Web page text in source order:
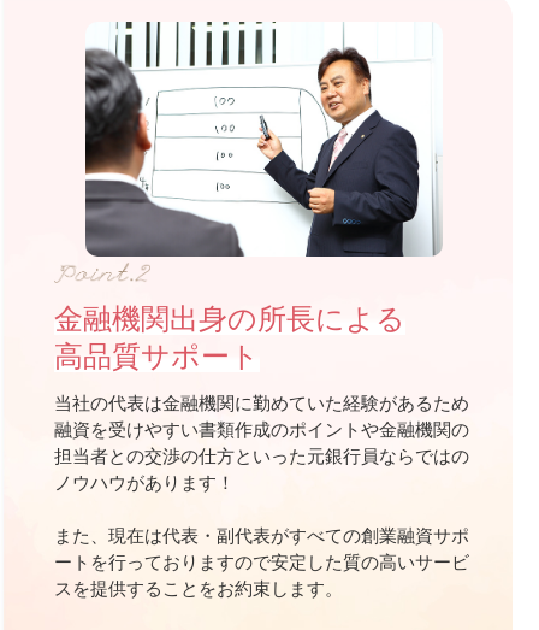
金融機関出身の所長による
高品質サポート
当社の代表は金融機関に勤めていた経験があるため
融資を受けやすい書類作成のポイントや金融機関の
担当者との交渉の仕方といった元銀行員ならではの
ノウハウがあります！
また、現在は代表・副代表がすべての創業融資サポ
ートを行っておりますので安定した質の高いサービ
スを提供することをお約束します。